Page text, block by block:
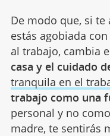
De modo que, si
estás agobiada
al trabajo, cambia
casa y el cuidado
tranquila en el
trabajo como una
personal y no
madre, te sentirás